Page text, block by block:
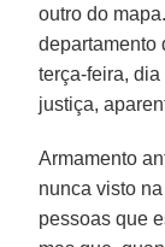
outro do
departamento
terça-feira,
justiça,
Armamento
nunca visto
pessoas que